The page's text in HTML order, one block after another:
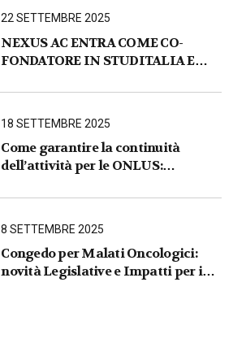
22 SETTEMBRE 2025
NEXUS AC ENTRA COME CO-
FONDATORE IN STUDITALIA E
GRUPPO
18 SETTEMBRE 2025
Come garantire la continuità
dell’attività per le ONLUS :
31 marzo 2026
8 SETTEMBRE 2025
Congedo per Malati Oncologici:
novità Legislative e Impatti per i